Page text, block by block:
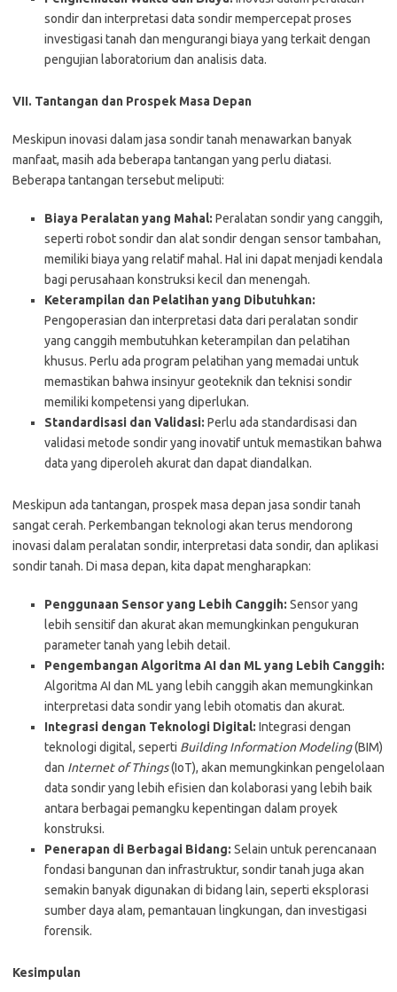
sondir dan interpretasi data sondir mempercepat proses
investigasi tanah dan mengurangi biaya yang terkait dengan
pengujian laboratorium dan analisis data.
VII. Tantangan dan Prospek Masa Depan
Meskipun inovasi dalam jasa sondir tanah menawarkan banyak
manfaat, masih ada beberapa tantangan yang perlu diatasi.
Beberapa tantangan tersebut meliputi:
Biaya Peralatan yang Mahal: Peralatan sondir yang canggih,
seperti robot sondir dan alat sondir dengan sensor tambahan,
memiliki biaya yang relatif mahal. Hal ini dapat menjadi kendala
bagi perusahaan konstruksi kecil dan menengah.
Keterampilan dan Pelatihan yang Dibutuhkan:
Pengoperasian dan interpretasi data dari peralatan sondir
yang canggih membutuhkan keterampilan dan pelatihan
khusus. Perlu ada program pelatihan yang memadai untuk
memastikan bahwa insinyur geoteknik dan teknisi sondir
memiliki kompetensi yang diperlukan.
Standardisasi dan Validasi: Perlu ada standardisasi dan
validasi metode sondir yang inovatif untuk memastikan bahwa
data yang diperoleh akurat dan dapat diandalkan.
Meskipun ada tantangan, prospek masa depan jasa sondir tanah
sangat cerah. Perkembangan teknologi akan terus mendorong
inovasi dalam peralatan sondir, interpretasi data sondir, dan aplikasi
sondir tanah. Di masa depan, kita dapat mengharapkan:
Penggunaan Sensor yang Lebih Canggih: Sensor yang
lebih sensitif dan akurat akan memungkinkan pengukuran
parameter tanah yang lebih detail.
Pengembangan Algoritma AI dan ML yang Lebih Canggih:
Algoritma AI dan ML yang lebih canggih akan memungkinkan
interpretasi data sondir yang lebih otomatis dan akurat.
Integrasi dengan Teknologi Digital: Integrasi dengan
teknologi digital, seperti Building Information Modeling(BIM)
dan Internet of Things(IoT), akan memungkinkan pengelolaan
data sondir yang lebih efisien dan kolaborasi yang lebih baik
antara berbagai pemangku kepentingan dalam proyek
konstruksi.
Penerapan di Berbagai Bidang: Selain untuk perencanaan
fondasi bangunan dan infrastruktur, sondir tanah juga akan
semakin banyak digunakan di bidang lain, seperti eksplorasi
sumber daya alam, pemantauan lingkungan, dan investigasi
forensik.
Kesimpulan